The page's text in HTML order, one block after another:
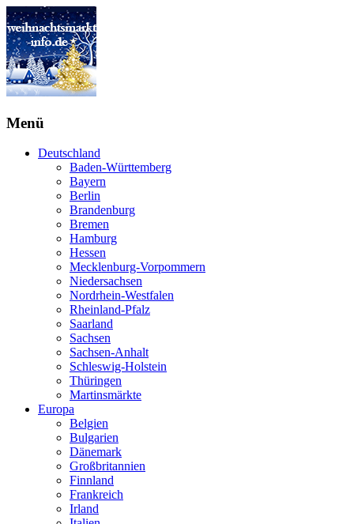
Menü
Deutschland
Baden-Württemberg
Bayern
Berlin
Brandenburg
Bremen
Hamburg
Hessen
Mecklenburg-Vorpommern
Niedersachsen
Nordrhein-Westfalen
Rheinland-Pfalz
Saarland
Sachsen
Sachsen-Anhalt
Schleswig-Holstein
Thüringen
Martinsmärkte
Europa
Belgien
Bulgarien
Dänemark
Großbritannien
Finnland
Frankreich
Irland